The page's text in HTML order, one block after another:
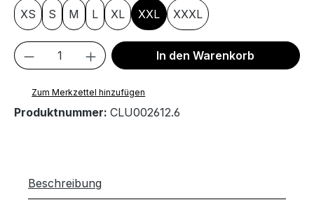
XS S M L XL XXL XXXL
Produkt Anzahl: Gib den gewünschten
In den Warenkorb
Zum Merkzettel hinzufügen
Produktnummer: CLU002612.6
Beschreibung